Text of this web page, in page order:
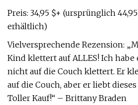
Preis: 34,95 $+ (ursprünglich
erhältlich)
Vielversprechende Rezension:
Kind klettert auf ALLES! Ich habe
nicht auf die Couch klettert. Er
auf die Couch, aber er liebt
Toller Kauf!“ – Brittany Braden